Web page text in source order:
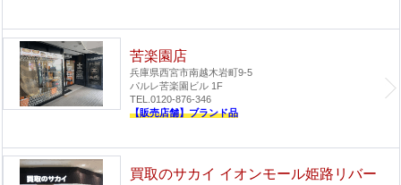
苦楽園店
兵庫県西宮市南越木岩町9-5
パルレ苦楽園ビル 1F
TEL.0120-876-346
【販売店舗】ブランド品
買取のサカイ イオンモール姫路リバー